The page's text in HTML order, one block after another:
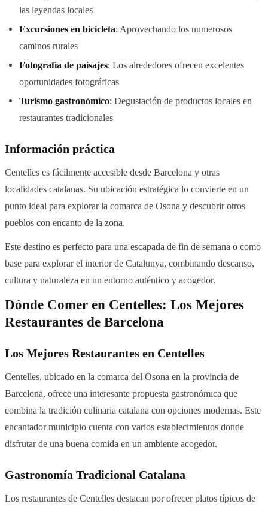
las leyendas locales
Excursiones en bicicleta: Aprovechando los numerosos
caminos rurales
Fotografía de paisajes: Los alrededores ofrecen excelentes
oportunidades fotográficas
Turismo gastronómico: Degustación de productos locales en
restaurantes tradicionales
Información práctica
Centelles es fácilmente accesible desde Barcelona y otras
localidades catalanas. Su ubicación estratégica lo convierte en un
punto ideal para explorar la comarca de Osona y descubrir otros
pueblos con encanto de la zona.
Este destino es perfecto para una escapada de fin de semana o como
base para explorar el interior de Catalunya, combinando descanso,
cultura y naturaleza en un entorno auténtico y acogedor.
Dónde Comer en Centelles: Los Mejores
Restaurantes de Barcelona
Los Mejores Restaurantes en Centelles
Centelles, ubicado en la comarca del Osona en la provincia de
Barcelona, ofrece una interesante propuesta gastronómica que
combina la tradición culinaria catalana con opciones modernas. Este
encantador municipio cuenta con varios establecimientos donde
disfrutar de una buena comida en un ambiente acogedor.
Gastronomía Tradicional Catalana
Los restaurantes de Centelles destacan por ofrecer platos típicos de